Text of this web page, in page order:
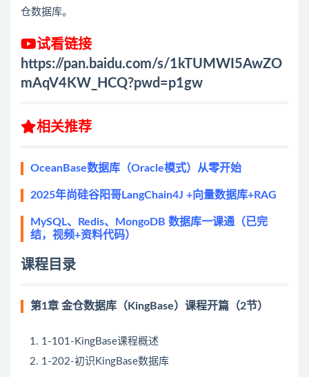
仓数据库。
试看链接
https://pan.baidu.com/s/1kTUMWI5AwZO
mAqV4KW_HCQ?pwd=p1gw
相关推荐
OceanBase数据库（Oracle模式）从零开始
2025年尚硅谷阳哥LangChain4J +向量数据库+RAG
MySQL、Redis、MongoDB 数据库一课通（已完
结，视频+资料代码）
课程目录
第1章 金仓数据库（KingBase）课程开篇（2节）
1-101-KingBase课程概述
1-202-初识KingBase数据库